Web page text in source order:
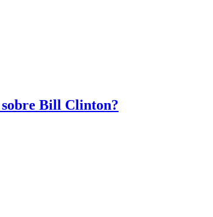
sobre Bill Clinton?